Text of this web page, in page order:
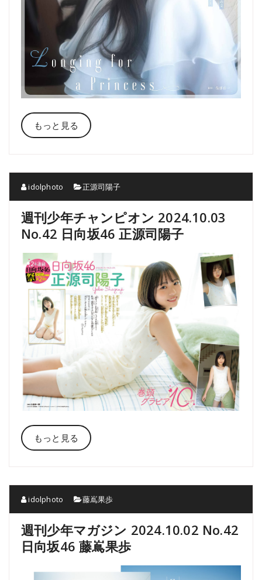
もっと見る
idolphoto 正源司陽子
週刊少年チャンピオン 2024.10.03
No.42 日向坂46 正源司陽子
もっと見る
idolphoto 藤嶌果歩
週刊少年マガジン 2024.10.02 No.42
日向坂46 藤嶌果歩